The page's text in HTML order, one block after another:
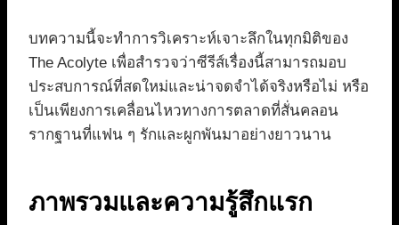
บทความนี้จะทำการวิเคราะห์เจาะลึกในทุกมิติของ
The Acolyte เพื่อสำรวจว่าซีรีส์เรื่องนี้สามารถมอบ
ประสบการณ์ที่สดใหม่และน่าจดจำได้จริงหรือไม่ หรือ
เป็นเพียงการเคลื่อนไหวทางการตลาดที่สั่นคลอน
รากฐานที่แฟน ๆ รักและผูกพันมาอย่างยาวนาน
ภาพรวมและความรู้สึกแรก